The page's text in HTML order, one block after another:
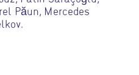
Păun, Mercedes